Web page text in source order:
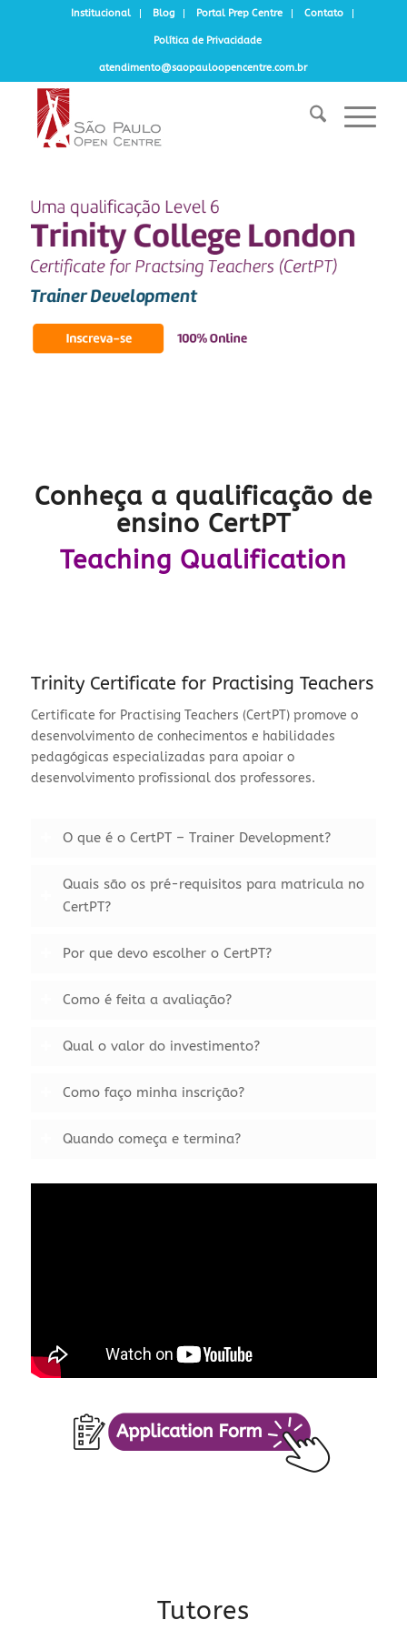
Institucional Blog Portal Prep Centre Contato
Política de Privacidade
atendimento@saopauloopencentre.com.br
Conheça a qualificação de
ensino CertPT
Teaching Qualification
Trinity Certificate for Practising Teachers
Certificate for Practising Teachers (CertPT) promove o
desenvolvimento de conhecimentos e habilidades
pedagógicas especializadas para apoiar o
desenvolvimento profissional dos professores.
O que é o CertPT – Trainer Development?
Quais são os pré-requisitos para matricula no
CertPT?
Por que devo escolher o CertPT?
Como é feita a avaliação?
Qual o valor do investimento?
Como faço minha inscrição?
Quando começa e termina?
Tutores